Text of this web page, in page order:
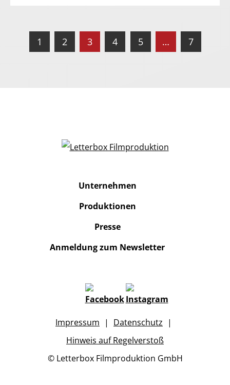
1 2 3 4 5 … 7
Unternehmen
Produktionen
Presse
Anmeldung zum Newsletter
Impressum
Datenschutz
Hinweis auf Regelverstoß
© Letterbox Filmproduktion GmbH